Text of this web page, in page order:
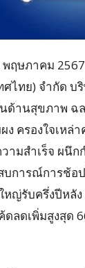
พฤษภาคม
ศไทย) จำกัด
ด้านสุขภาพ ฉ
ครองใจเหล่
ามสำเร็จ ผนึก
บการณ์การช้
หญ่รับครึ่งปีหลั
ดลดเพิ่มสูงสุด